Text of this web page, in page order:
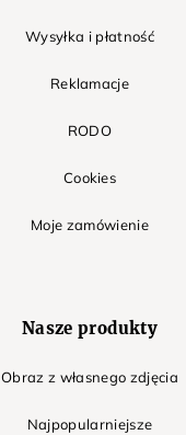
Wysyłka i płatność
Reklamacje
RODO
Cookies
Moje zamówienie
Nasze produkty
Obraz z własnego zdjęcia
Najpopularniejsze